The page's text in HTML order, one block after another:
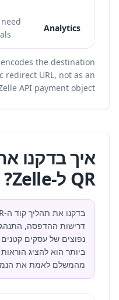
Analytics
the destination
redirect URL, not as an
API payment object.
איך בדקנו
QR ל-Zelle?
דרישות ההדפסה,
ביותר הוא להציג
מהמשלם לאמת את